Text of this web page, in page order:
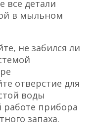
все детали
в мыльном
не забился ли
отверстие для
воды
работе прибора
запаха.